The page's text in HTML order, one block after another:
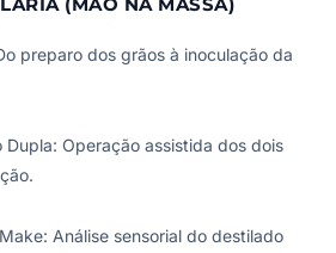
preparo dos grãos à inoculação da
Dupla: Operação assistida dos dois
Análise sensorial do destilado